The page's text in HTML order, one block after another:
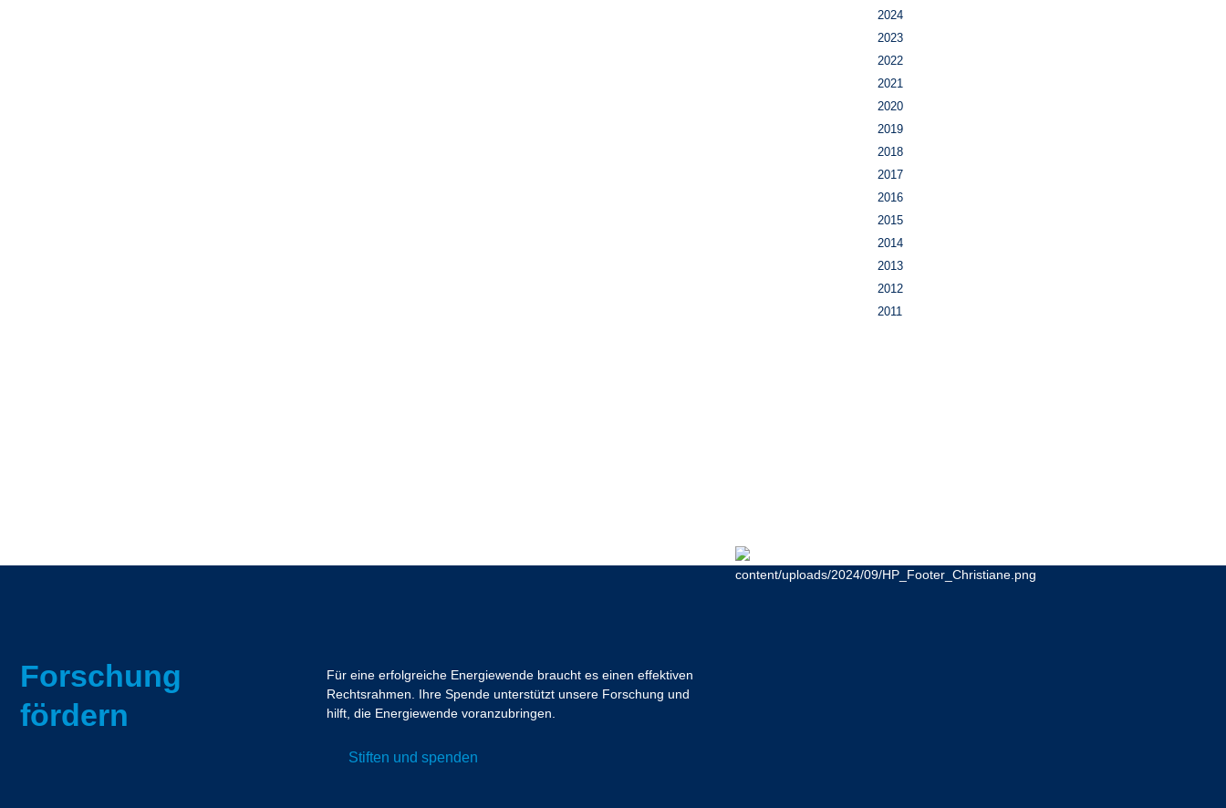
2024
2023
2022
2021
2020
2019
2018
2017
2016
2015
2014
2013
2012
2011
Forschung
fördern
Für eine erfolgreiche Energiewende braucht es einen effektiven
Rechtsrahmen. Ihre Spende unterstützt unsere Forschung und
hilft, die Energiewende voranzubringen.
Stiften und spenden